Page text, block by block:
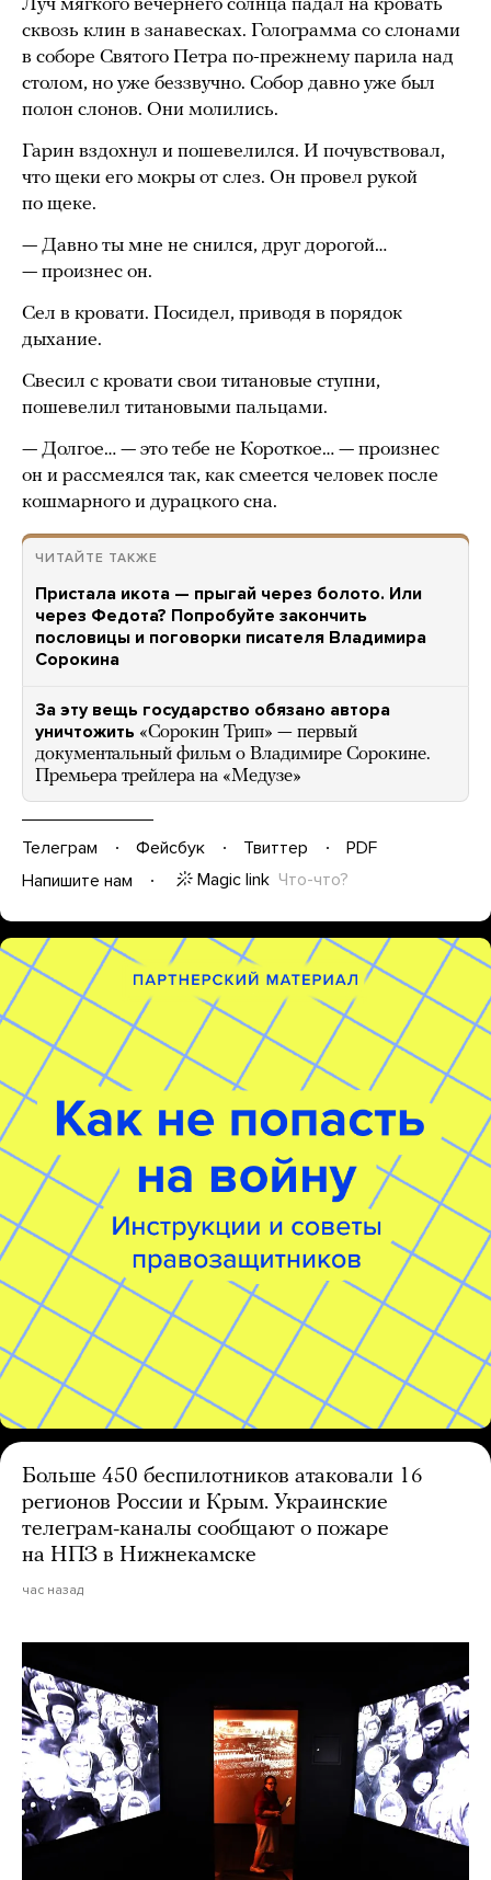
Луч мягкого вечернего солнца падал на кровать
сквозь клин в занавесках. Голограмма со слонами
в соборе Святого Петра по-прежнему парила над
столом, но уже беззвучно. Собор давно уже был
полон слонов. Они молились.
Гарин вздохнул и пошевелился. И почувствовал,
что щеки его мокры от слез. Он провел рукой
по щеке.
— Давно ты мне не снился, друг дорогой…
— произнес он.
Сел в кровати. Посидел, приводя в порядок
дыхание.
Свесил с кровати свои титановые ступни,
пошевелил титановыми пальцами.
— Долгое… — это тебе не Короткое… — произнес
он и рассмеялся так, как смеется человек после
кошмарного и дурацкого сна.
ЧИТАЙТЕ ТАКЖЕ
Пристала икота — прыгай через болото. Или
через Федота? Попробуйте закончить
пословицы и поговорки писателя Владимира
Сорокина
За эту вещь государство обязано автора
уничтожить «Сорокин Трип» — первый
документальный фильм о Владимире Сорокине.
Премьера трейлера на «Медузе»
Телеграм Фейсбук Твиттер
PDF
Напишите нам
Magic link Что-что?
Больше 450 беспилотников атаковали 16
регионов России и Крым. Украинские
телеграм-каналы сообщают о пожаре
на НПЗ в Нижнекамске
час назад